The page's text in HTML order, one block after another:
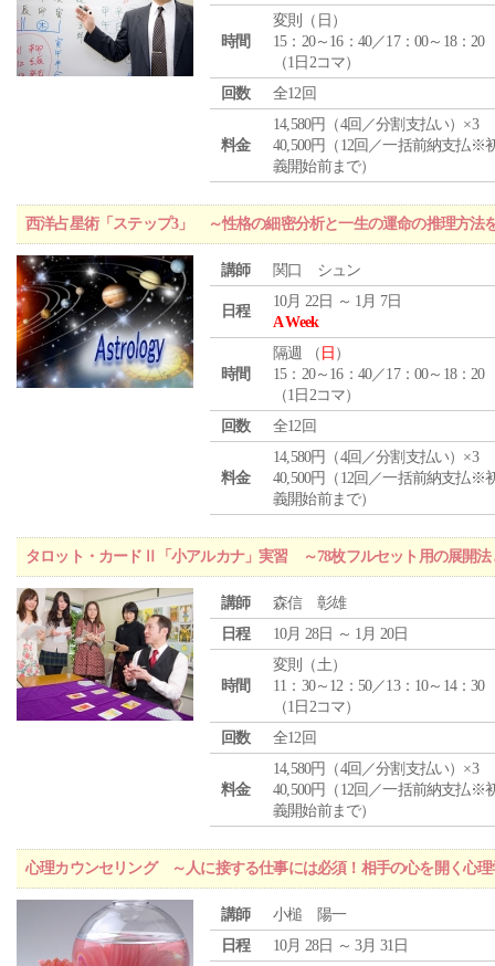
時間
変則（日）
15：20～16：40／17：00～18：20
（1日2コマ）
回数
全12回
料金
14,580円（4回／分割支払い）×3
40,500円（12回／一括前納支払※
義開始前まで）
西洋占星術「ステップ3」 ～性格の細密分析と一生の運命の推理方法
講師 関口 シュン
日程
10月 22日 ～ 1月 7日
A Week
時間
隔週 （ 日 ）
15：20～16：40／17：00～18：20
（1日2コマ）
回数
全12回
料金
14,580円（4回／分割支払い）×3
40,500円（12回／一括前納支払※
義開始前まで）
タロット・カードⅡ「小アルカナ」実習 ～78枚フルセット用の展開法
講師
森信 彰雄
日程
10月 28日 ～ 1月 20日
時間
変則（土）
11：30～12：50／13：10～14：30
（1日2コマ）
回数
全12回
料金
14,580円（4回／分割支払い）×3
40,500円（12回／一括前納支払※
義開始前まで）
心理カウンセリング ～人に接する仕事には必須！相手の心を開く心理
講師
小槌 陽一
日程
10月 28日 ～ 3月 31日